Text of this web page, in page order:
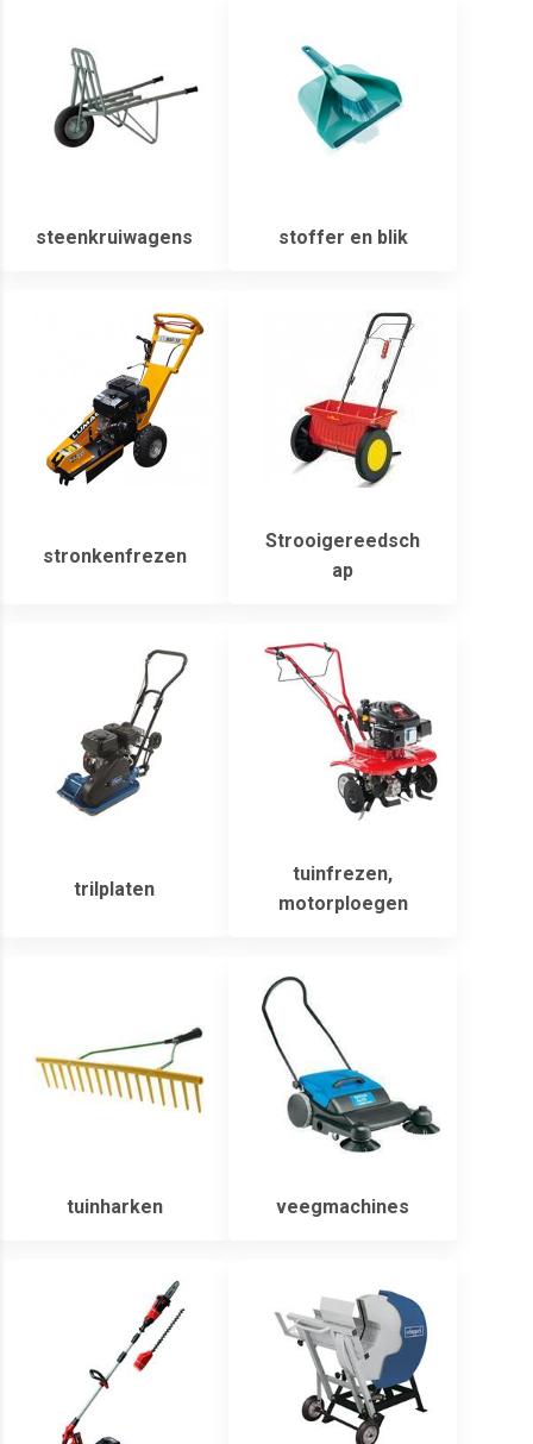
steenkruiwagens stoffer en blik
stronkenfrezen
Strooigereedsch
ap
trilplaten
tuinfrezen,
motorploegen
tuinharken veegmachines